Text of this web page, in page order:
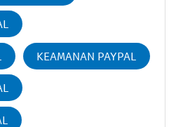
KEAMANAN PAYPAL